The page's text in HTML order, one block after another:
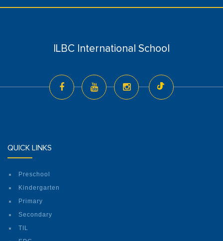
ILBC International School
QUICK LINKS
Preschool
Kindergarten
Primary
Secondary
TIL